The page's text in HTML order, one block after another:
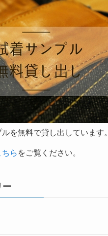
を無料で貸し出しています。
ちら をご覧ください。
ー